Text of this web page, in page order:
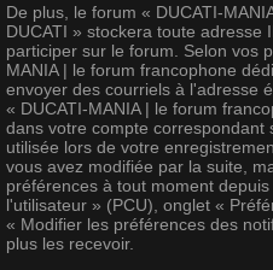
De plus, le forum « DUCATI-
DUCATI » stockera toute adresse
participer sur le forum. Selon vos
MANIA | le forum francophone
envoyer des courriels à l'adresse
« DUCATI-MANIA | le forum
dans votre compte correspondant
utilisée lors de votre
vous avez modifiée par la suite,
préférences à tout moment
l'utilisateur » (PCU), onglet «
« Modifier les préférences des
plus les recevoir.